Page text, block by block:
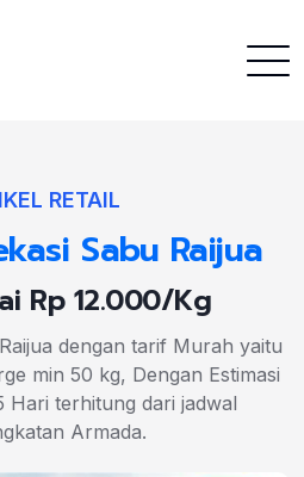
RETAIL
Sabu Raijua
Rp 12.000/Kg
dengan tarif Murah yaitu
min 50 kg, Dengan Estimasi
Hari terhitung dari jadwal
Armada.